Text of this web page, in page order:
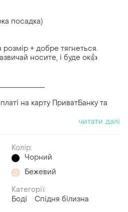
посадка)
+ добре тягнеться.
носите, і буде ок👍
на карту ПриватБанку та
читати далі
Колір:
Чорний
Бежевий
Категорії:
Боді
Спідня білизна